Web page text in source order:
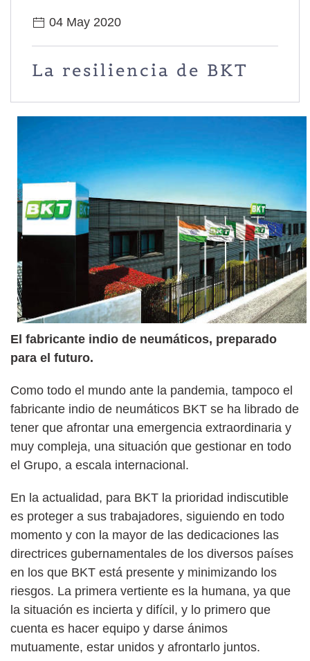
04 May 2020
La resiliencia de BKT
El fabricante indio de neumáticos, preparado
para el futuro.
Como todo el mundo ante la pandemia, tampoco el
fabricante indio de neumáticos BKT se ha librado de
tener que afrontar una emergencia extraordinaria y
muy compleja, una situación que gestionar en todo
el Grupo, a escala internacional.
En la actualidad, para BKT la prioridad indiscutible
es proteger a sus trabajadores, siguiendo en todo
momento y con la mayor de las dedicaciones las
directrices gubernamentales de los diversos países
en los que BKT está presente y minimizando los
riesgos. La primera vertiente es la humana, ya que
la situación es incierta y difícil, y lo primero que
cuenta es hacer equipo y darse ánimos
mutuamente, estar unidos y afrontarlo juntos.